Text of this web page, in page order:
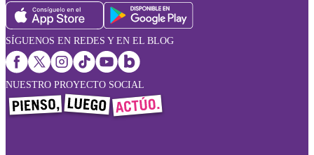
SÍGUENOS EN REDES Y EN EL BLOG
NUESTRO PROYECTO SOCIAL